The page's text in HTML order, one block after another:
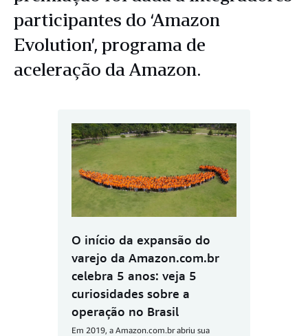
participantes do ‘Amazon
Evolution’, programa de
aceleração da Amazon.
O início da expansão do
varejo da Amazon.com.br
celebra 5 anos: veja 5
curiosidades sobre a
operação no Brasil
Em 2019, a Amazon.com.br abriu sua